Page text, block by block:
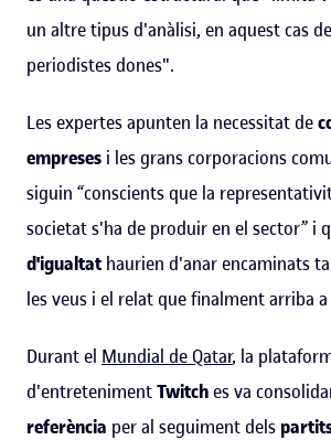
un altre tipus d'anàlisi, en aquest cas
periodistes dones".
Les expertes apunten la necessitat de
empreses i les grans corporacions
siguin “conscients que la
societat s'ha de produir en el sector” i
d'igualtat haurien d'anar encaminats
les veus i el relat que finalment arriba
Durant el Mundial de Qatar, la
d'entretenimentTwitches va
referència per al seguiment dels